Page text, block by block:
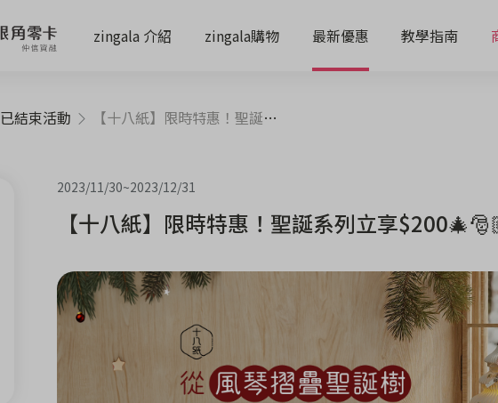
zingala 介紹 zingala購物 最新優惠 教學指南
已結束活動 【十八紙】限時特惠！聖誕系列立享$200🎄🎅🏼
2023/11/30~2023/12/31
【十八紙】限時特惠！聖誕系列立享